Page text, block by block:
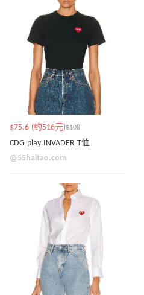
$75.6 (约516元)$108
CDG play INVADER T恤
@55haitao.com